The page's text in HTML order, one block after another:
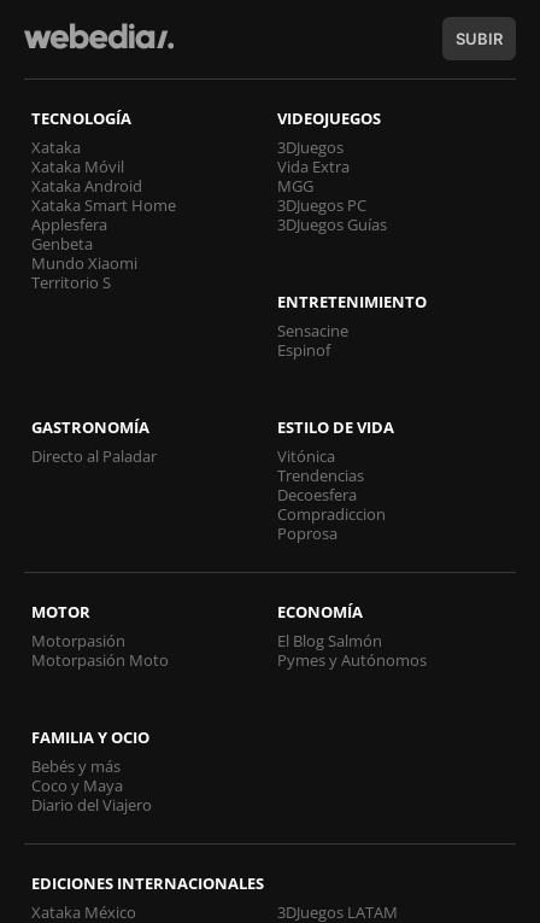
SUBIR
TECNOLOGÍA
Xataka
Xataka Móvil
Xataka Android
Xataka Smart Home
Applesfera
Genbeta
Mundo Xiaomi
Territorio S
VIDEOJUEGOS
3DJuegos
Vida Extra
MGG
3DJuegos PC
3DJuegos Guías
ENTRETENIMIENTO
Sensacine
Espinof
GASTRONOMÍA
Directo al Paladar
ESTILO DE VIDA
Vitónica
Trendencias
Decoesfera
Compradiccion
Poprosa
MOTOR
Motorpasión
Motorpasión Moto
ECONOMÍA
El Blog Salmón
Pymes y Autónomos
FAMILIA Y OCIO
Bebés y más
Coco y Maya
Diario del Viajero
EDICIONES INTERNACIONALES
Xataka México
3DJuegos LATAM